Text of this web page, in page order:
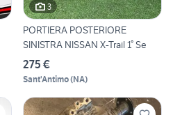
3
PORTIERA POSTERIORE
SINISTRA NISSAN X-Trail 1° Se
275 €
Sant'Antimo(NA)